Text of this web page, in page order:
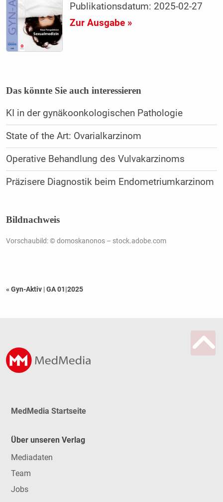
Publikationsdatum: 2025-02-27
Zur Ausgabe »
Das könnte Sie auch interessieren
KI in der gynäkoonkologischen Pathologie
State of the Art: Ovarialkarzinom
Operative Behandlung des Vulvakarzinoms
Präzisere Diagnostik beim Endometriumkarzinom
Bildnachweis
Vorschaubild: © domoskanonos – stock.adobe.com
« Gyn-Aktiv |GA 01|2025
MedMedia Startseite
Über unseren Verlag
Mediadaten
Team
Jobs